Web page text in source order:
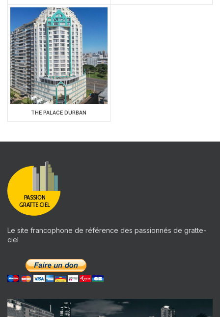
THE PALACE DURBAN
Le site francophone de référence des passionnés de gratte-
ciel